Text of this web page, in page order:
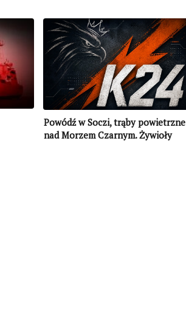
Powódź w Soczi, trąby powietrzne
nad Morzem Czarnym. Żywioły